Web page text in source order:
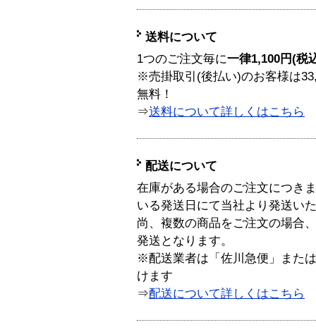
送料について
1つのご注文毎に一律1,100円(税
※売掛取引(後払い)のお客様は
無料！
⇒送料について詳しくはこちら
配送について
在庫がある場合のご注文につき
いる発送日にて当社より発送い
尚、複数の商品をご注文の場合
発送となります。
※配送業者は「佐川急便」また
けます
⇒配送について詳しくはこちら